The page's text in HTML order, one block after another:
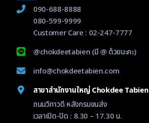
090-688-8888
080-599-9999
Customer Care : 02-247-7777
@chokdeetabien (มี @ ด้วยนะคะ)
info@chokdeetabien.com
สาขาสำนักงานใหญ่ Chokdee Tabien
ถนนวิภาวดี หลังกรมขนส่ง
เวลาเปิด-ปิด : 8.30 – 17.30 น.